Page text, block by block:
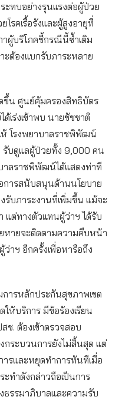
ะทบอย่างรุนแรงต่อผู้ป่วย
โรคเรื้อรังและผู้สูงอายุที่
ผู้บริโภคชี้กรณีนี้ซ้ำเติม
ะต้องแบกรับภาระหลาย
ขึ้น ศูนย์คุ้มครองสิทธิบัตร
เร่งเข้าพบ นายชัชชาติ
โรงพยาบาลราชพิพัฒน์
รับดูแลผู้ป่วยทั้ง 9,000 คน
าลราชพิพัฒน์ได้แสดงท่าที
การสนับสนุนด้านนโยบาย
รับภาระงานที่เพิ่มขึ้น แม้จะ
แต่ทางตัวแทนผู้ว่าฯ ได้รับ
ยหายจะติดตามความคืบหน้า
ว่าฯ อีกครั้งเพื่อหารือถึง
ารหลักประกันสุขภาพเขต
ให้บริการ มีข้อร้องเรียน
ช. ต้องเข้าตรวจสอบ
กระบวนการยังไม่สิ้นสุด แต่
รและหยุดทำการทันทีเมื่อ
ทำดังกล่าวถือเป็นการ
ธรรมาภิบาลและความรับ